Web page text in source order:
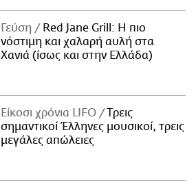
Γεύση
Red Jane Grill: Η πιο
νόστιμη και χαλαρή αυλή στα
Χανιά (ίσως και στην Ελλάδα)
Είκοσι χρόνια LIFO
Tρεις
σημαντικοί Έλληνες μουσικοί, τρεις
μεγάλες απώλειες